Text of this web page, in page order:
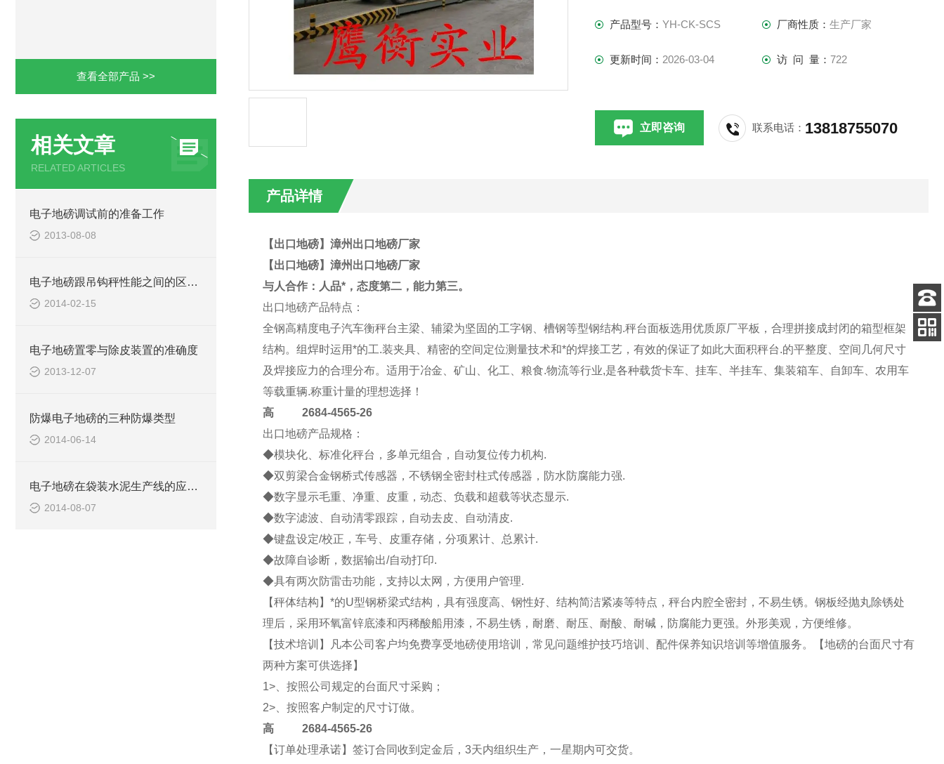
查看全部产品 >>
相关文章
RELATED ARTICLES
电子地磅调试前的准备工作
2013-08-08
电子地磅跟吊钩秤性能之间的区别？
2014-02-15
电子地磅置零与除皮装置的准确度
2013-12-07
防爆电子地磅的三种防爆类型
2014-06-14
电子地磅在袋装水泥生产线的应用实例
2014-08-07
产品型号：YH-CK-SCS 厂商性质： 生产厂家
更新时间： 2026-03-04 访 问 量： 722
立即咨询 联系电话： 13818755070
产品详情
【出口地磅】漳州出口地磅厂家
【出口地磅】漳州出口地磅厂家
与人合作：人品*，态度第二，能力第三。
出口地磅产品特点：
全钢高精度电子汽车衡秤台主梁、辅梁为坚固的工字钢、槽钢等型钢结构.秤台面板选用优质原厂平板，合理拼接成封闭的箱型框架
结构。组焊时运用*的工.装夹具、精密的空间定位测量技术和*的焊接工艺，有效的保证了如此大面积秤台.的平整度、空间几何尺寸
及焊接应力的合理分布。适用于冶金、矿山、化工、粮食.物流等行业,是各种载货卡车、挂车、半挂车、集装箱车、自卸车、农用车
等载重辆.称重计量的理想选择！
高2684-4565-26
出口地磅产品规格：
◆模块化、标准化秤台，多单元组合，自动复位传力机构.
◆双剪梁合金钢桥式传感器，不锈钢全密封柱式传感器，防水防腐能力强.
◆数字显示毛重、净重、皮重，动态、负载和超载等状态显示.
◆数字滤波、自动清零跟踪，自动去皮、自动清皮.
◆键盘设定/校正，车号、皮重存储，分项累计、总累计.
◆故障自诊断，数据输出/自动打印.
◆具有两次防雷击功能，支持以太网，方便用户管理.
【秤体结构】*的U型钢桥梁式结构，具有强度高、钢性好、结构简洁紧凑等特点，秤台内腔全密封，不易生锈。钢板经抛丸除锈处
理后，采用环氧富锌底漆和丙稀酸船用漆，不易生锈，耐磨、耐压、耐酸、耐碱，防腐能力更强。外形美观，方便维修。
【技术培训】凡本公司客户均免费享受地磅使用培训，常见问题维护技巧培训、配件保养知识培训等增值服务。【地磅的台面尺寸有
两种方案可供选择】
1>、按照公司规定的台面尺寸采购；
2>、按照客户制定的尺寸订做。
高2684-4565-26
【订单处理承诺】签订合同收到定金后，3天内组织生产，一星期内可交货。
客服
电话